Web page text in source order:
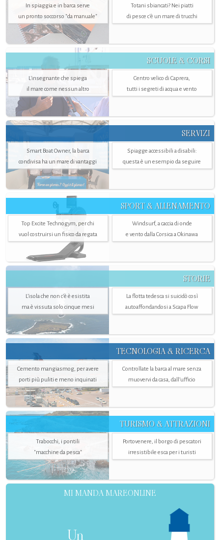
In spiaggia e in barca serve
un pronto soccorso "da manuale"
Totani sbiancati? Nei piatti
di pesce c'è un mare di trucchi
SCUOLE & CORSI
L'insegnante che spiega
il mare come nessun altro
Centro velico di Caprera,
tutti i segreti di acqua e vento
SERVIZI
Smart Boat Owner, la barca
condivisa ha un mare di vantaggi
Spiagge accessibili a disabili:
questa è un esempio da seguire
SPORT & ALLENAMENTO
Top Excite Technogym, per chi
vuol costruirsi un fisico da regata
Windsurf, a caccia di onde
e vento dalla Corsica a Okinawa
STORIE
L’isola che non c'è è esistita
ma è vissuta solo cinque mesi
La flotta tedesca si suicidò così
autoaffondandosi a Scapa Flow
TECNOLOGIA & RICERCA
Cemento mangiasmog, per avere
porti più puliti e meno inquinati
Controllate la barca al mare senza
muovervi da casa, dall’ufficio
TURISMO & ATTRAZIONI
Trabocchi, i pontili
"macchine da pesca"
Portovenere, il borgo di pescatori
irresistibile esca per i turisti
MI MANDA MAREONLINE
Un